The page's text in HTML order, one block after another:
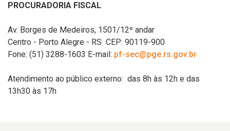
PROCURADORIA FISCAL
Av. Borges de Medeiros, 1501/12º andar
Centro - Porto Alegre - RS CEP: 90119-900
Fone: (51) 3288-1603 E-mail: pf-sec@pge.rs.gov.br
Atendimento ao público externo: das 8h às 12h e das
13h30 às 17h